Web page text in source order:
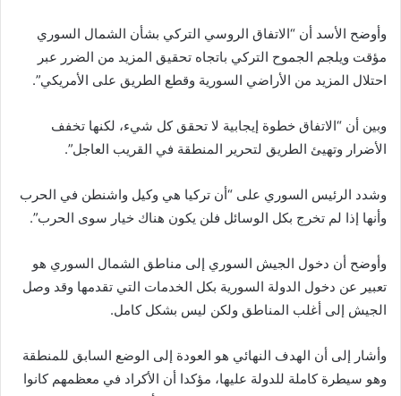
وأوضح الأسد أن “الاتفاق الروسي التركي بشأن الشمال السوري
مؤقت ويلجم الجموح التركي باتجاه تحقيق المزيد من الضرر عبر
احتلال المزيد من الأراضي السورية وقطع الطريق على الأمريكي”.
وبين أن “الاتفاق خطوة إيجابية لا تحقق كل شيء، لكنها تخفف
الأضرار وتهيئ الطريق لتحرير المنطقة في القريب العاجل”.
وشدد الرئيس السوري على “أن تركيا هي وكيل واشنطن في الحرب
وأنها إذا لم تخرج بكل الوسائل فلن يكون هناك خيار سوى الحرب”.
وأوضح أن دخول الجيش السوري إلى مناطق الشمال السوري هو
تعبير عن دخول الدولة السورية بكل الخدمات التي تقدمها وقد وصل
الجيش إلى أغلب المناطق ولكن ليس بشكل كامل.
وأشار إلى أن الهدف النهائي هو العودة إلى الوضع السابق للمنطقة
وهو سيطرة كاملة للدولة عليها، مؤكدا أن الأكراد في معظمهم كانوا